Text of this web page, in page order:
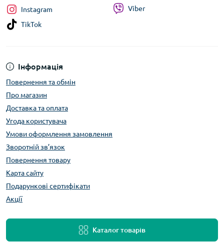
Інформація
Повернення та обмін
Про магазин
Доставка та оплата
Угода користувача
Умови оформлення замовлення
Зворотній зв’язок
Повернення товару
Карта сайту
Подарункові сертифікати
Акції
Каталог товарів
Instagram
TikTok
Viber